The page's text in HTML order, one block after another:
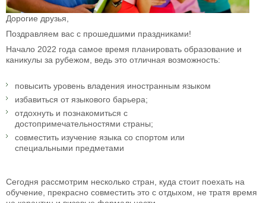
Дорогие друзья,
Поздравляем вас с прошедшими праздниками!
Начало 2022 года самое время планировать образование и
каникулы за рубежом, ведь это отличная возможность:
повысить уровень владения иностранным языком
избавиться от языкового барьера;
отдохнуть и познакомиться с
достопримечательностями страны;
совместить изучение языка со спортом или
специальными предметами
Сегодня рассмотрим несколько стран, куда стоит поехать на
обучение, прекрасно совместить это с отдыхом, не тратя время